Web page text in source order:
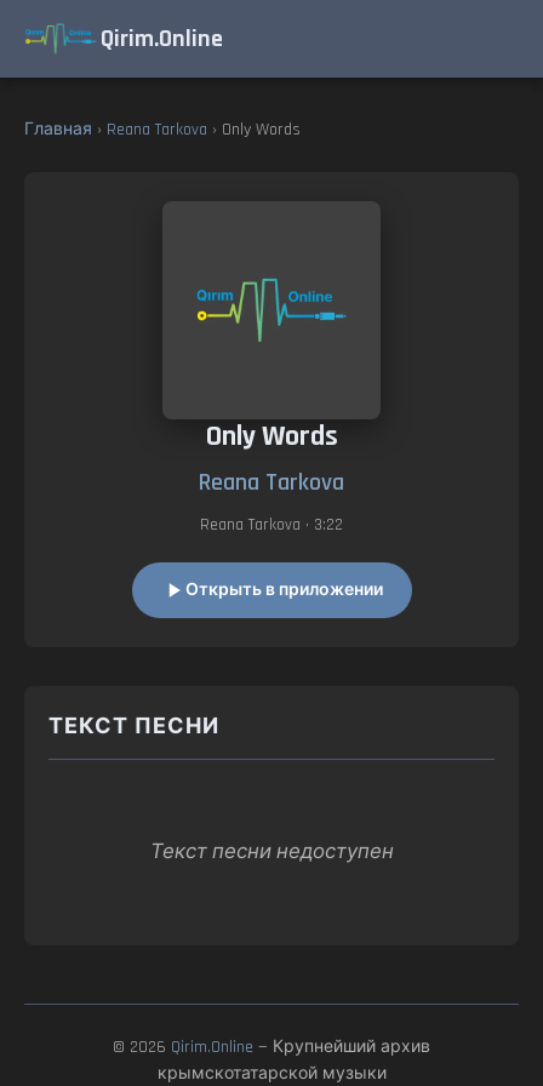
Qirim.Online
Главная › Reana Tarkova › Only Words
Only Words
Reana Tarkova
Reana Tarkova • 3:22
Открыть в приложении
ТЕКСТ ПЕСНИ
Текст песни недоступен
© 2026 Qirim.Online — Крупнейший архив
крымскотатарской музыки